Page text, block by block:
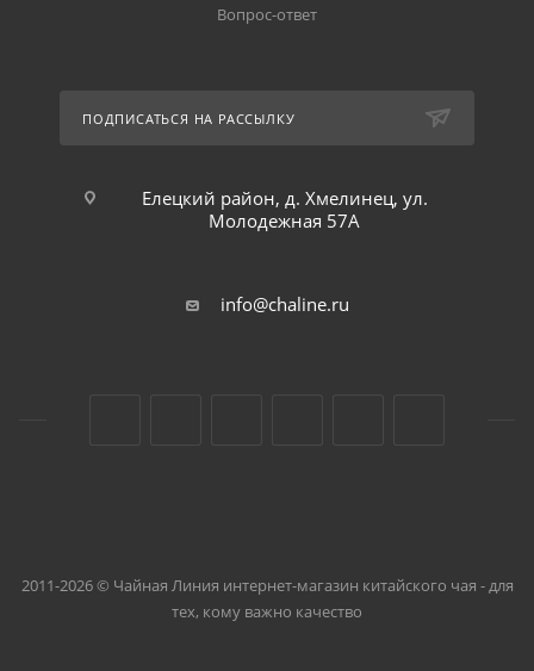
Вопрос-ответ
ПОДПИСАТЬСЯ НА РАССЫЛКУ
Елецкий район, д. Хмелинец, ул.
Молодежная 57А
info@chaline.ru
2011-2026 © Чайная Линия интернет-магазин китайского чая - для
тех, кому важно качество